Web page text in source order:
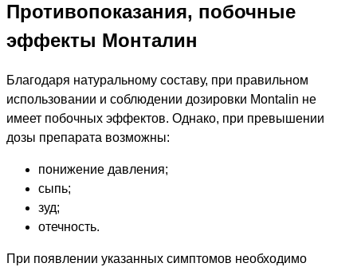
Противопоказания, побочные
эффекты Монталин
Благодаря натуральному составу, при правильном
использовании и соблюдении дозировки Montalin не
имеет побочных эффектов. Однако, при превышении
дозы препарата возможны:
понижение давления;
сыпь;
зуд;
отечность.
При появлении указанных симптомов необходимо